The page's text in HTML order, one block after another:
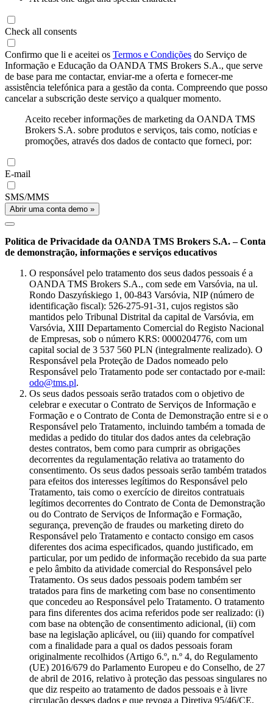
Check all consents
Confirmo que li e aceitei os Termos e Condições do Serviço de
Informação e Educação da OANDA TMS Brokers S.A., que serve
de base para me contactar, enviar-me a oferta e fornecer-me
assistência telefónica para a gestão da conta. Compreendo que posso
cancelar a subscrição deste serviço a qualquer momento.
Aceito receber informações de marketing da OANDA TMS
Brokers S.A. sobre produtos e serviços, tais como, notícias e
promoções, através dos dados de contacto que forneci, por:
E-mail
SMS/MMS
Abrir uma conta demo »
Política de Privacidade da OANDA TMS Brokers S.A. – Conta
de demonstração, informações e serviços educativos
O responsável pelo tratamento dos seus dados pessoais é a
OANDA TMS Brokers S.A., com sede em Varsóvia, na ul.
Rondo Daszyńskiego 1, 00-843 Varsóvia, NIP (número de
identificação fiscal): 526-275-91-31, cujos registos são
mantidos pelo Tribunal Distrital da capital de Varsóvia, em
Varsóvia, XIII Departamento Comercial do Registo Nacional
de Empresas, sob o número KRS: 0000204776, com um
capital social de 3 537 560 PLN (integralmente realizado). O
Responsável pela Proteção de Dados nomeado pelo
Responsável pelo Tratamento pode ser contactado por e-mail:
odo@tms.pl.
Os seus dados pessoais serão tratados com o objetivo de
celebrar e executar o Contrato de Serviços de Informação e
Formação e o Contrato de Conta de Demonstração entre si e o
Responsável pelo Tratamento, incluindo também a tomada de
medidas a pedido do titular dos dados antes da celebração
destes contratos, bem como para cumprir as obrigações
decorrentes da regulamentação relativa ao tratamento do
consentimento. Os seus dados pessoais serão também tratados
para efeitos dos interesses legítimos do Responsável pelo
Tratamento, tais como o exercício de direitos contratuais
legítimos decorrentes do Contrato de Conta de Demonstração
ou do Contrato de Serviços de Informação e Formação,
segurança, prevenção de fraudes ou marketing direto do
Responsável pelo Tratamento e contacto consigo em casos
diferentes dos acima especificados, quando justificado, em
particular, por um pedido de informação recebido da sua parte
e pelo âmbito da atividade comercial do Responsável pelo
Tratamento. Os seus dados pessoais podem também ser
tratados para fins de marketing com base no consentimento
que concedeu ao Responsável pelo Tratamento. O tratamento
para fins diferentes dos acima referidos pode ser realizado: (i)
com base na obtenção de consentimento adicional, (ii) com
base na legislação aplicável, ou (iii) quando for compatível
com a finalidade para a qual os dados pessoais foram
originalmente recolhidos (Artigo 6.º, n.º 4, do Regulamento
(UE) 2016/679 do Parlamento Europeu e do Conselho, de 27
de abril de 2016, relativo à proteção das pessoas singulares no
que diz respeito ao tratamento de dados pessoais e à livre
circulação desses dados e que revoga a Diretiva 95/46/CE,